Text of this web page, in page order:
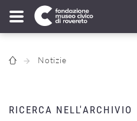
Notizie
RICERCA NELL'ARCHIVIO